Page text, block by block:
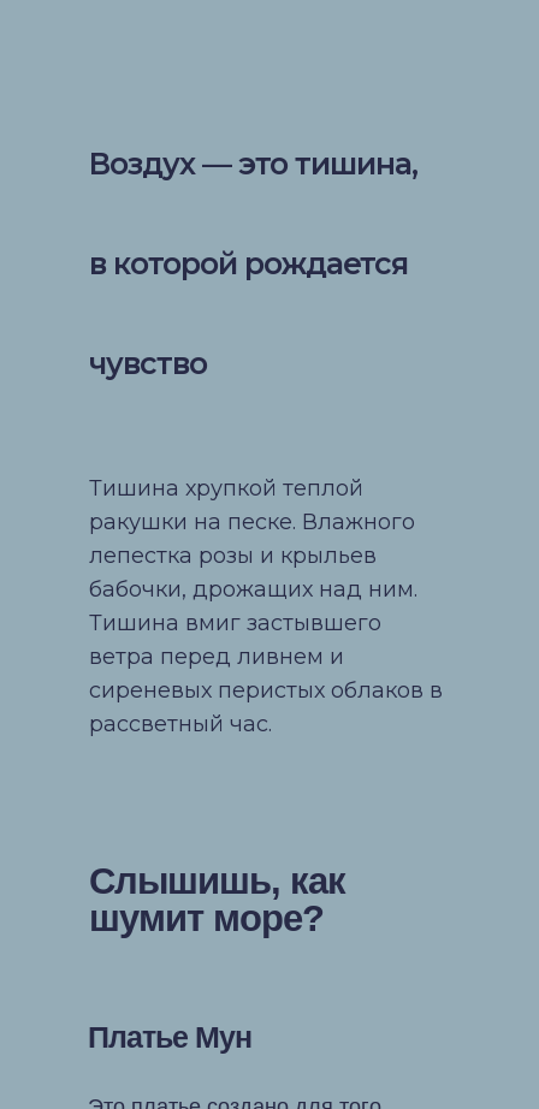
Воздух — это тишина,
в которой рождается
чувство
Тишина хрупкой теплой
ракушки на песке. Влажного
лепестка розы и крыльев
бабочки, дрожащих над ним.
Тишина вмиг застывшего
ветра перед ливнем и
сиреневых перистых облаков в
рассветный час.
Слышишь, как
шумит море?
Платье Мун